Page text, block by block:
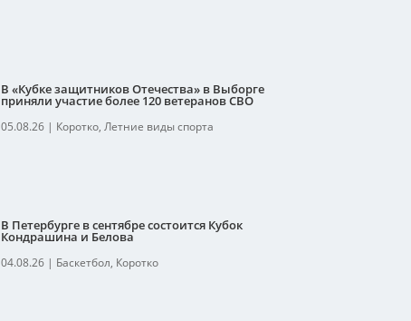
В «Кубке защитников Отечества» в Выборге
приняли участие более 120 ветеранов СВО
05.08.26| Коротко, Летние виды спорта
В Петербурге в сентябре состоится Кубок
Кондрашина и Белова
04.08.26| Баскетбол, Коротко